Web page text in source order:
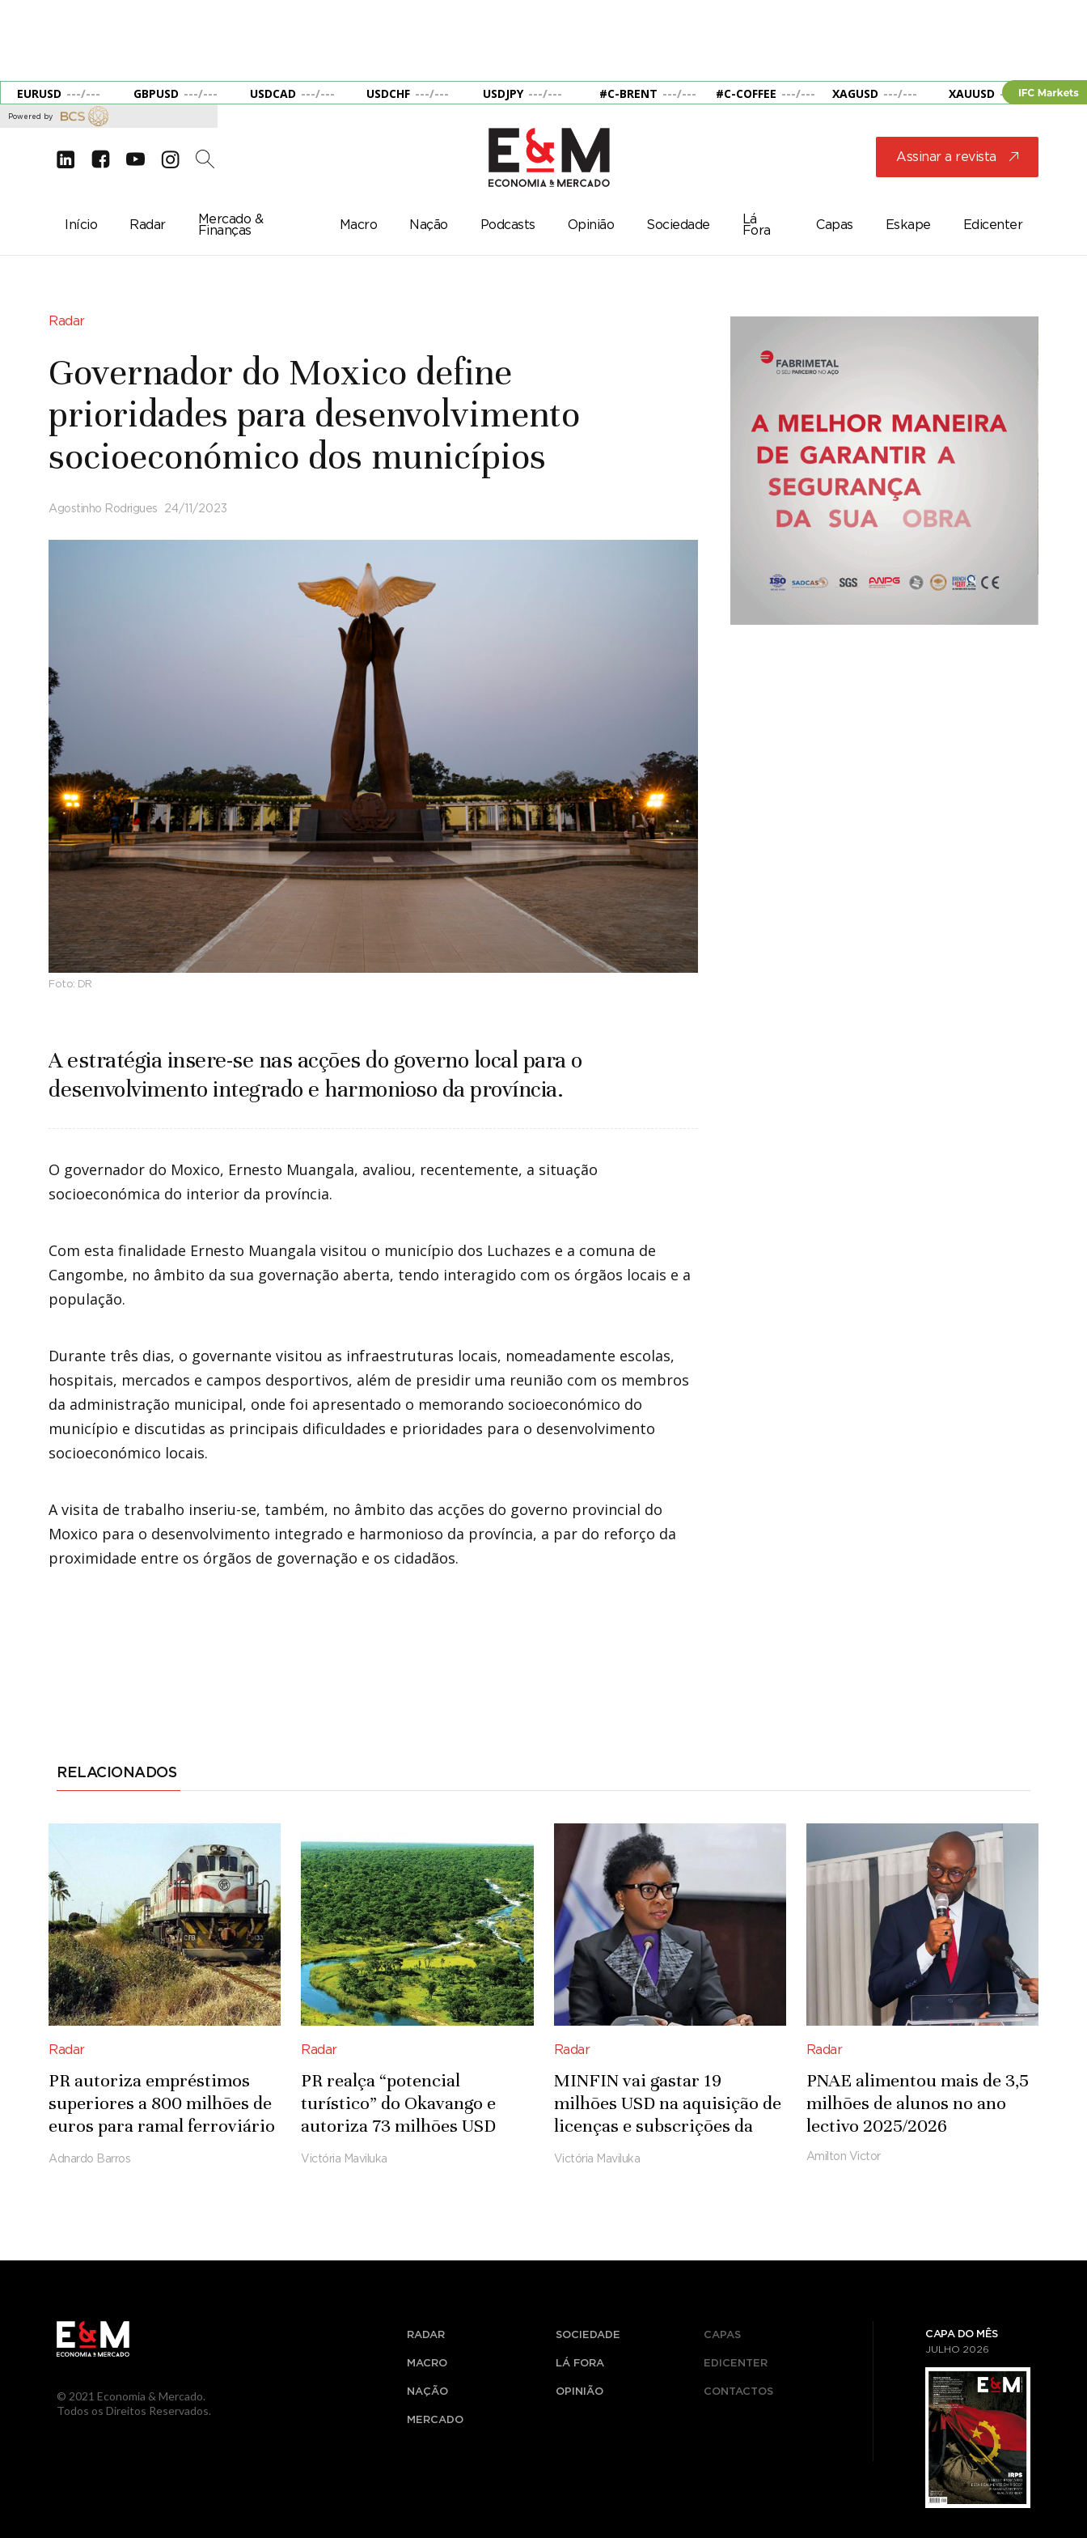
EURUSD ---/--- GBPUSD ---/--- USDCAD ---/--- USDCHF ---/--- USDJPY ---/--- #C-BRENT ---/--- #C-COFFEE ---/--- XAGUSD ---/--- XAUUSD --- ---
Powered by
d e g c 2 Assinar a revista j
Início Radar
Mercado &
Finanças
Macro Nação Podcasts Opinião Sociedade
Lá
Fora
Capas Eskape Edicenter
Radar
Governador do Moxico define
prioridades para desenvolvimento
socioeconómico dos municípios
Agostinho Rodrigues 24/11/2023
Foto: DR
A estratégia insere-se nas acções do governo local para o
desenvolvimento integrado e harmonioso da província.
O governador do Moxico, Ernesto Muangala, avaliou, recentemente, a situação
socioeconómica do interior da província.
Com esta finalidade Ernesto Muangala visitou o município dos Luchazes e a comuna de
Cangombe, no âmbito da sua governação aberta, tendo interagido com os órgãos locais e a
população.
Durante três dias, o governante visitou as infraestruturas locais, nomeadamente escolas,
hospitais, mercados e campos desportivos, além de presidir uma reunião com os membros
da administração municipal, onde foi apresentado o memorando socioeconómico do
município e discutidas as principais dificuldades e prioridades para o desenvolvimento
socioeconómico locais.
A visita de trabalho inseriu-se, também, no âmbito das acções do governo provincial do
Moxico para o desenvolvimento integrado e harmonioso da província, a par do reforço da
proximidade entre os órgãos de governação e os cidadãos.
RELACIONADOS
Radar
PR autoriza empréstimos
superiores a 800 milhões de
euros para ramal ferroviário
Luena-Saurimo
Adnardo Barros
Radar
PR realça “potencial
turístico” do Okavango e
autoriza 73 milhões USD
para infra-estruturas
Victória Maviluka
Radar
MINFIN vai gastar 19
milhões USD na aquisição de
licenças e subscrições da
Microsoft
Victória Maviluka
Radar
PNAE alimentou mais de 3,5
milhões de alunos no ano
lectivo 2025/2026
Amilton Victor
© 2021 Economia & Mercado.
Todos os Direitos Reservados.
RADAR
MACRO
NAÇÃO
MERCADO
SOCIEDADE
LÁ FORA
OPINIÃO
CAPAS
EDICENTER
CONTACTOS
CAPA DO MÊS
JULHO 2026